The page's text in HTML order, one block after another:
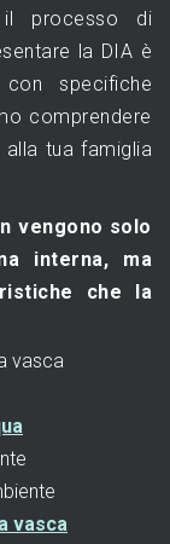
processo di
la DIA è
specifiche
comprendere
tua famiglia
vengono solo
interna, ma
che la
vasca
vasca